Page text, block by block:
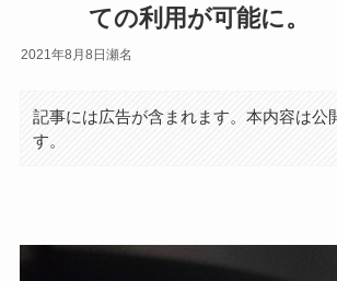
ての利用が可能に。
2021年8月8日 瀬名
記事には広告が含まれます。本内容は公
す。